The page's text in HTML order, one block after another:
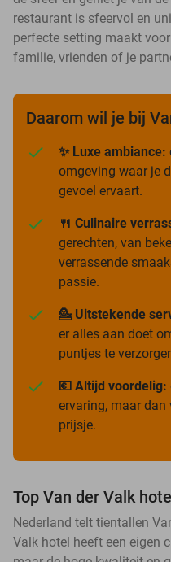
restaurant is sfeervol en
perfecte setting maakt
familie, vrienden of je
Daarom wil je bij
✨ Luxe ambiance:
omgeving waar je
gevoel ervaart.
🍴 Culinaire
gerechten, van
verrassende
passie.
💁 Uitstekende
er alles aan doet
puntjes te
💶 Altijd voordelig:
ervaring, maar
prijsje.
Top Van der Valk
Nederland telt tientallen
Valk hotel heeft een eigen